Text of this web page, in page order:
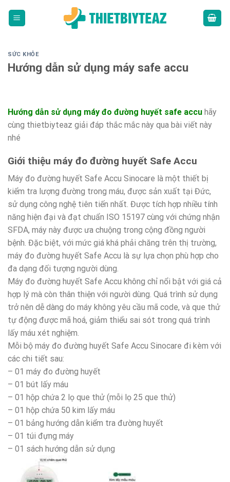
SỨC KHỎE
Hướng dẫn sử dụng máy safe accu
Hướng dẫn sử dụng máy đo đường huyết safe accu hãy
cùng thietbiyteaz giải đáp thắc mắc này qua bài viết này
nhé
Giới thiệu máy đo đường huyết Safe Accu
Máy đo đường huyết Safe Accu Sinocare là một thiết bị
kiểm tra lượng đường trong máu, được sản xuất tại Đức,
sử dụng công nghệ tiên tiến nhất. Được tích hợp nhiều tính
năng hiện đại và đạt chuẩn ISO 15197 cùng với chứng nhận
SFDA, máy này được ưa chuộng trong cộng đồng người
bệnh. Đặc biệt, với mức giá khá phải chăng trên thị trường,
máy đo đường huyết Safe Accu là sự lựa chọn phù hợp cho
đa dạng đối tượng người dùng.
Máy đo đường huyết Safe Accu không chỉ nổi bật với giá cả
hợp lý mà còn thân thiện với người dùng. Quá trình sử dụng
trở nên dễ dàng do máy không yêu cầu mã code, và que thử
tự động được mã hoá, giảm thiểu sai sót trong quá trình
lấy máu xét nghiệm.
Mỗi bộ máy đo đường huyết Safe Accu Sinocare đi kèm với
các chi tiết sau:
– 01 máy đo đường huyết
– 01 bút lấy máu
– 01 hộp chứa 2 lọ que thử (mỗi lọ 25 que thử)
– 01 hộp chứa 50 kim lấy máu
– 01 bảng hướng dẫn kiểm tra đường huyết
– 01 túi đựng máy
– 01 sách hướng dẫn sử dụng